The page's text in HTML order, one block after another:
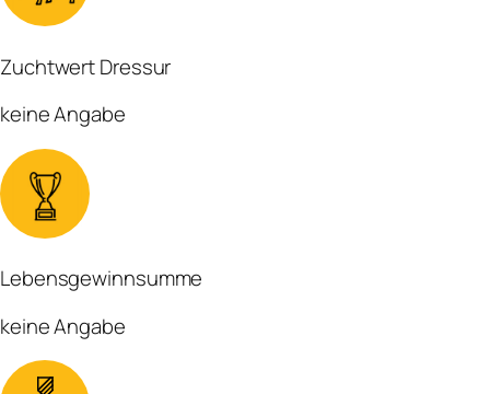
Zuchtwert Dressur
keine Angabe
Lebensgewinnsumme
keine Angabe